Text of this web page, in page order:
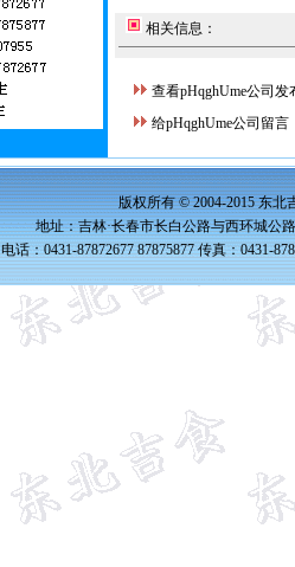
相关信息：
查看pHqghUme公司发
给pHqghUme公司留言
版权所有 © 2004-2015 东北
地址：吉林·长春市长白公路与西环城公
电话：0431-87872677 87875877 传真：0431-